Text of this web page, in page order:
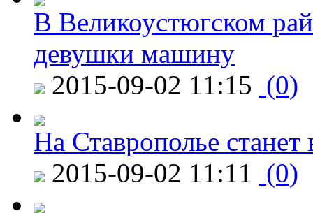
В Великоустюгском
девушки машину
2015-09-02 11:15 (0)
На Ставрополье
2015-09-02 11:11 (0)